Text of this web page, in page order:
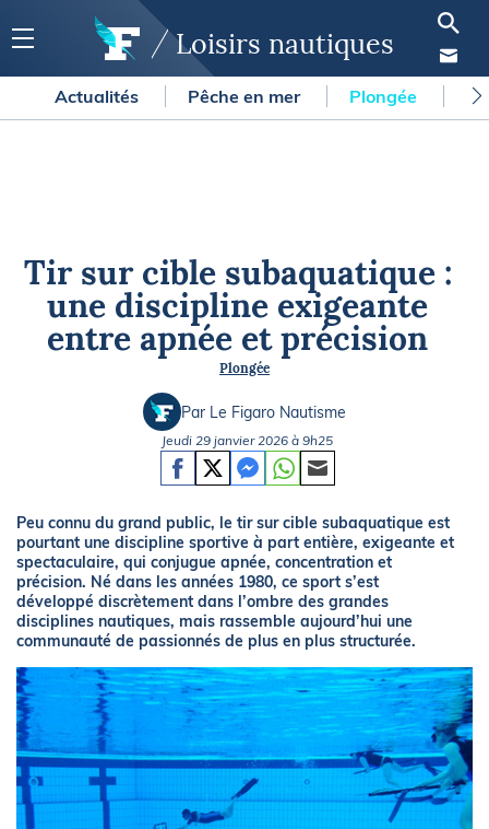
Loisirs nautiques
Actualités Pêche en mer Plongée
Tir sur cible subaquatique :
une discipline exigeante
entre apnée et précision
Plongée
Par Le Figaro Nautisme
Jeudi 29 janvier 2026 à 9h25
Peu connu du grand public, le tir sur cible subaquatique est
pourtant une discipline sportive à part entière, exigeante et
spectaculaire, qui conjugue apnée, concentration et
précision. Né dans les années 1980, ce sport s’est
développé discrètement dans l’ombre des grandes
disciplines nautiques, mais rassemble aujourd’hui une
communauté de passionnés de plus en plus structurée.